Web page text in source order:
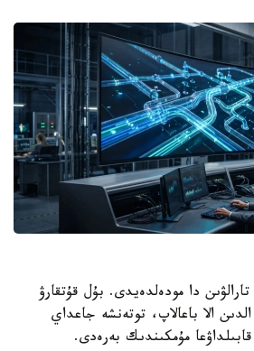
دا مودەلدەيدى. بۇل قۇتقارۋ
الا باعالاپ، توتەنشە جاعداي
مۇمكىندىك بەرەدى.